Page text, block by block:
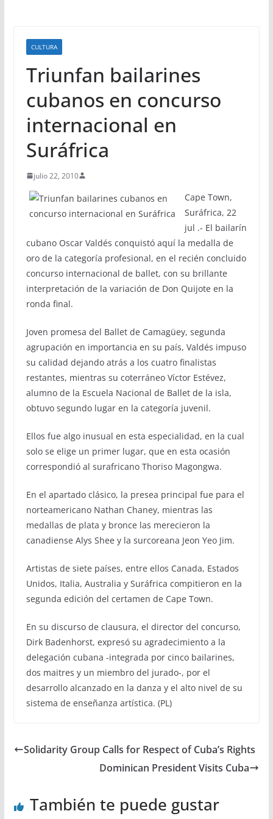
CULTURA
Triunfan bailarines
cubanos en concurso
internacional en
Suráfrica
julio 22, 2010
Cape Town,
Suráfrica, 22
jul .- El bailarín
cubano Oscar Valdés conquistó aquí la medalla de
oro de la categoría profesional, en el recién concluido
concurso internacional de ballet, con su brillante
interpretación de la variación de Don Quijote en la
ronda final.
Joven promesa del Ballet de Camagüey, segunda
agrupación en importancia en su país, Valdés impuso
su calidad dejando atrás a los cuatro finalistas
restantes, mientras su coterráneo Víctor Estévez,
alumno de la Escuela Nacional de Ballet de la isla,
obtuvo segundo lugar en la categoría juvenil.
Ellos fue algo inusual en esta especialidad, en la cual
solo se elige un primer lugar, que en esta ocasión
correspondió al surafricano Thoriso Magongwa.
En el apartado clásico, la presea principal fue para el
norteamericano Nathan Chaney, mientras las
medallas de plata y bronce las merecieron la
canadiense Alys Shee y la surcoreana Jeon Yeo Jim.
Artistas de siete países, entre ellos Canada, Estados
Unidos, Italia, Australia y Suráfrica compitieron en la
segunda edición del certamen de Cape Town.
En su discurso de clausura, el director del concurso,
Dirk Badenhorst, expresó su agradecimiento a la
delegación cubana -integrada por cinco bailarines,
dos maitres y un miembro del jurado-, por el
desarrollo alcanzado en la danza y el alto nivel de su
sistema de enseñanza artística. (PL)
Solidarity Group Calls for Respect of Cuba’s Rights
Dominican President Visits Cuba
También te puede gustar